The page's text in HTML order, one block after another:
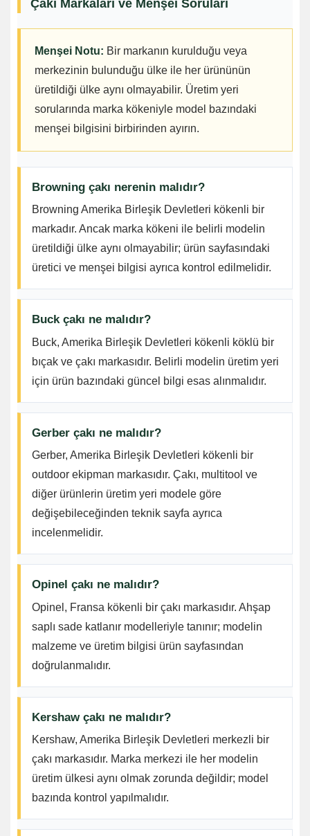
Çakı Markaları ve Menşei Soruları
Menşei Notu: Bir markanın kurulduğu veya
merkezinin bulunduğu ülke ile her ürününün
üretildiği ülke aynı olmayabilir. Üretim yeri
sorularında marka kökeniyle model bazındaki
menşei bilgisini birbirinden ayırın.
Browning çakı nerenin malıdır?
Browning Amerika Birleşik Devletleri kökenli bir
markadır. Ancak marka kökeni ile belirli modelin
üretildiği ülke aynı olmayabilir; ürün sayfasındaki
üretici ve menşei bilgisi ayrıca kontrol edilmelidir.
Buck çakı ne malıdır?
Buck, Amerika Birleşik Devletleri kökenli köklü bir
bıçak ve çakı markasıdır. Belirli modelin üretim yeri
için ürün bazındaki güncel bilgi esas alınmalıdır.
Gerber çakı ne malıdır?
Gerber, Amerika Birleşik Devletleri kökenli bir
outdoor ekipman markasıdır. Çakı, multitool ve
diğer ürünlerin üretim yeri modele göre
değişebileceğinden teknik sayfa ayrıca
incelenmelidir.
Opinel çakı ne malıdır?
Opinel, Fransa kökenli bir çakı markasıdır. Ahşap
saplı sade katlanır modelleriyle tanınır; modelin
malzeme ve üretim bilgisi ürün sayfasından
doğrulanmalıdır.
Kershaw çakı ne malıdır?
Kershaw, Amerika Birleşik Devletleri merkezli bir
çakı markasıdır. Marka merkezi ile her modelin
üretim ülkesi aynı olmak zorunda değildir; model
bazında kontrol yapılmalıdır.